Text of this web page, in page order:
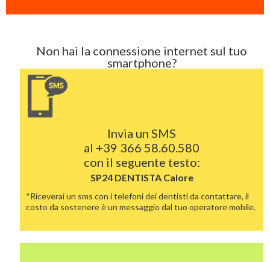
Non hai la connessione internet sul tuo
smartphone?
Invia un SMS
al +39 366 58.60.580
con il seguente testo:
SP24 DENTISTA Calore
*Riceverai un sms con i telefoni dei dentisti da contattare, il
costo da sostenere è un messaggio dal tuo operatore mobile.